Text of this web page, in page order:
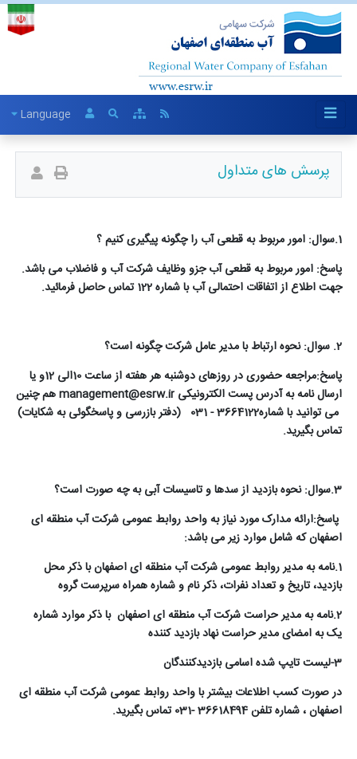
Language
پرسش های متداول
1.سوال: امور مربوط به قطعی آب را چگونه پیگیری کنیم ؟
پاسخ: امور مربوط به قطعی آب جزو وظایف شرکت آب و فاضلاب می باشد.
جهت اطلاع از اتفاقات احتمالی آب با شماره 122 تماس حاصل فرمائید
.
2. سوال: نحوه ارتباط با مدیر عامل شرکت چگونه است؟
پاسخ:مراجعه حضوری در روزهای دوشنبه هر هفته از ساعت 10الی 12و یا
ارسال نامه به آدرس پست الکترونیکیmanagement@esrw.irهم چنین
می توانید با شماره3664122 - 031 (دفتر بازرسی و پاسخگوئی به شکایات)
تماس بگیرید.
3.سوال: نحوه بازدید از سدها و تاسیسات آبی به چه صورت است؟
پاسخ:ارائه مدارک مورد نیاز به واحد روابط عمومی شرکت آب منطقه ای
اصفهان که شامل موارد زیر می باشد:
1.نامه به مدیر روابط عمومی شرکت آب منطقه ای اصفهان با ذکر محل
بازدید، تاریخ و تعداد نفرات، ذکر نام و شماره همراه سرپرست گروه
2.نامه به مدیر حراست شرکت آب منطقه ای اصفهان با ذکر موارد شماره
یک به امضای مدیر حراست نهاد بازدید کننده
3-لیست تایپ شده اسامی بازدیدکنندگان
در صورت کسب اطلاعات بیشتر با واحد روابط عمومی شرکت آب منطقه ای
اصفهان ، شماره تلفن 36618494 -031 تماس بگیرید.